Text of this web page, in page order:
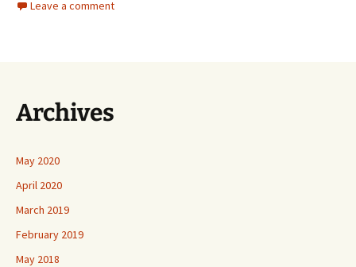
Leave a comment
Archives
May 2020
April 2020
March 2019
February 2019
May 2018